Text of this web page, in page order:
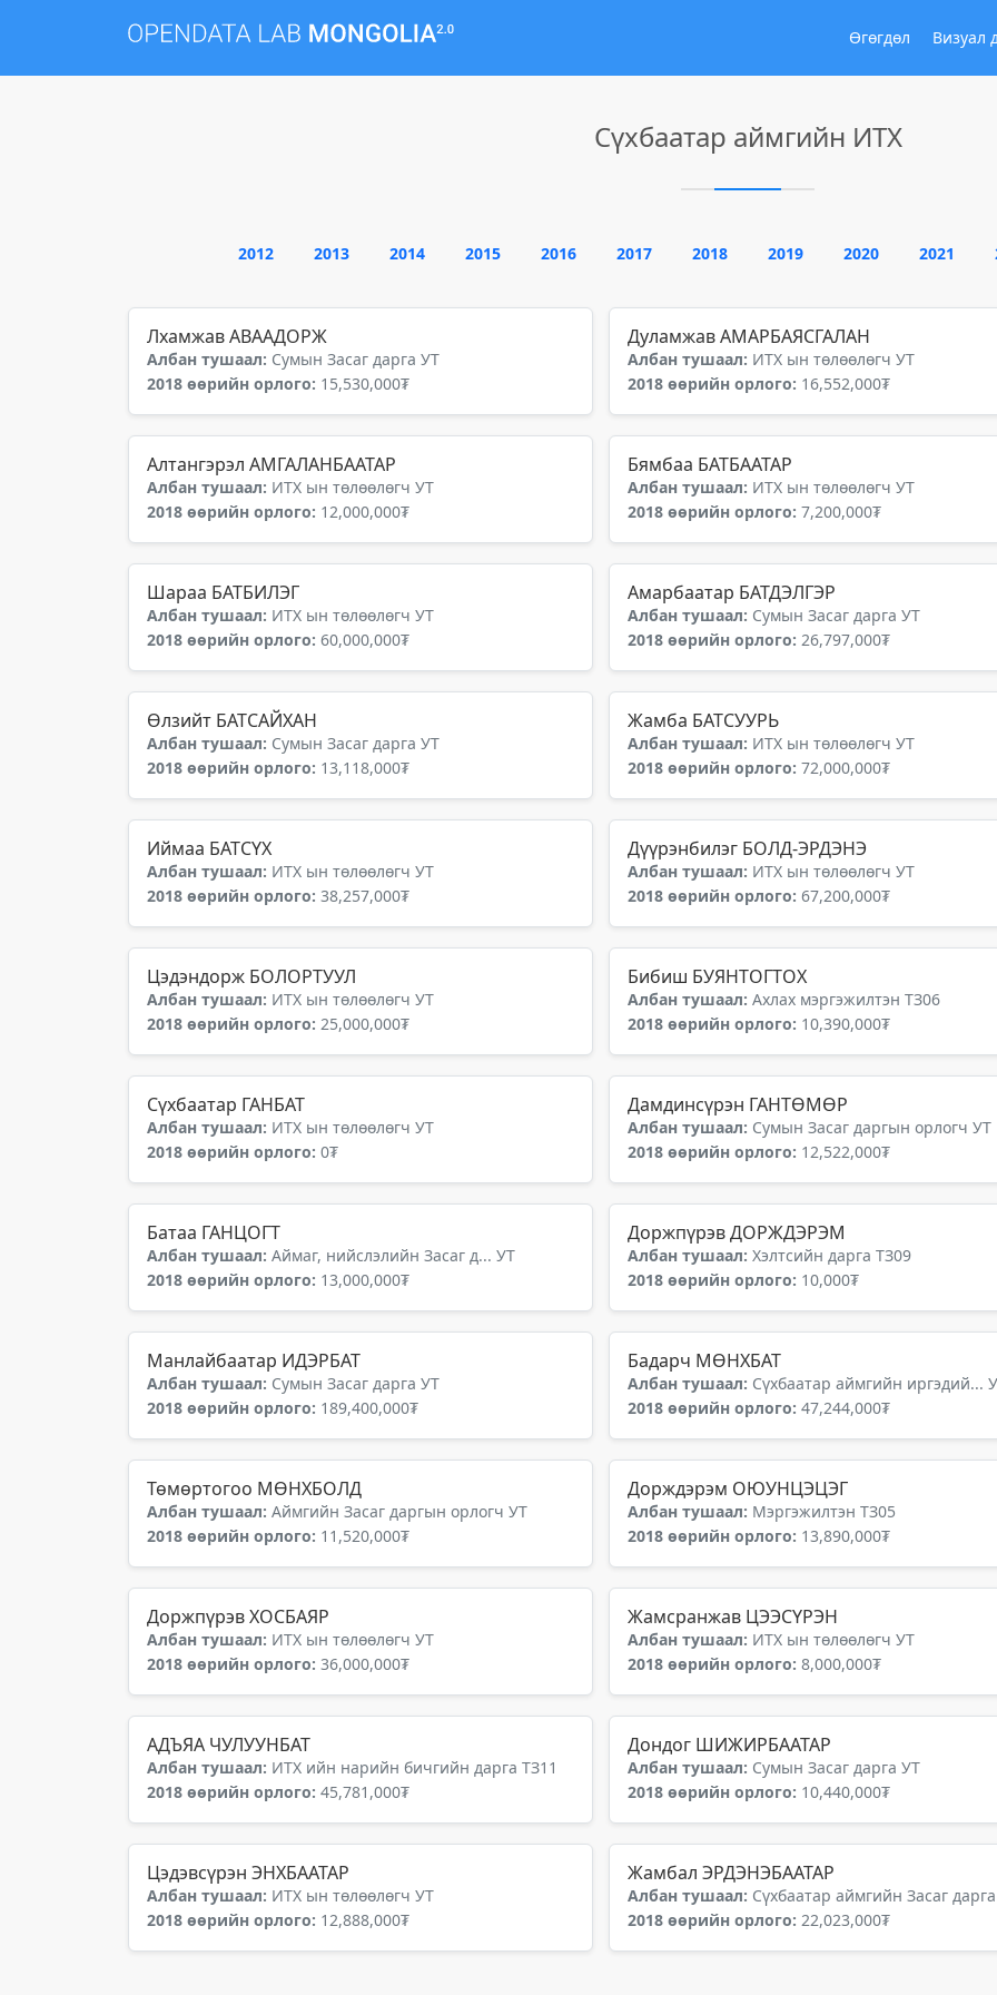
Өгөгдөл Визуал
Сүхбаатар аймгийн ИТХ
2012 2013 2014 2015 2016 2017 2018 2019 2020 2021
Лхамжав АВААДОРЖ
Албан тушаал: Сумын Засаг дарга УТ
2018 өөрийн орлого: 15,530,000₮
Дуламжав АМАРБАЯСГАЛАН
Албан тушаал: ИТХ ын төлөөлөгч УТ
2018 өөрийн орлого: 16,552,000₮
Алтангэрэл АМГАЛАНБААТАР
Албан тушаал: ИТХ ын төлөөлөгч УТ
2018 өөрийн орлого: 12,000,000₮
Бямбаа БАТБААТАР
Албан тушаал: ИТХ ын төлөөлөгч УТ
2018 өөрийн орлого: 7,200,000₮
Шараа БАТБИЛЭГ
Албан тушаал: ИТХ ын төлөөлөгч УТ
2018 өөрийн орлого: 60,000,000₮
Амарбаатар БАТДЭЛГЭР
Албан тушаал: Сумын Засаг дарга УТ
2018 өөрийн орлого: 26,797,000₮
Өлзийт БАТСАЙХАН
Албан тушаал: Сумын Засаг дарга УТ
2018 өөрийн орлого: 13,118,000₮
Жамба БАТСУУРЬ
Албан тушаал: ИТХ ын төлөөлөгч УТ
2018 өөрийн орлого: 72,000,000₮
Иймаа БАТСҮХ
Албан тушаал: ИТХ ын төлөөлөгч УТ
2018 өөрийн орлого: 38,257,000₮
Дүүрэнбилэг БОЛД-ЭРДЭНЭ
Албан тушаал: ИТХ ын төлөөлөгч УТ
2018 өөрийн орлого: 67,200,000₮
Цэдэндорж БОЛОРТУУЛ
Албан тушаал: ИТХ ын төлөөлөгч УТ
2018 өөрийн орлого: 25,000,000₮
Бибиш БУЯНТОГТОХ
Албан тушаал: Ахлах мэргэжилтэн ТЗ06
2018 өөрийн орлого: 10,390,000₮
Сүхбаатар ГАНБАТ
Албан тушаал: ИТХ ын төлөөлөгч УТ
2018 өөрийн орлого: 0₮
Дамдинсүрэн ГАНТӨМӨР
Албан тушаал: Сумын Засаг даргын орлогч УТ
2018 өөрийн орлого: 12,522,000₮
Батаа ГАНЦОГТ
Албан тушаал: Аймаг, нийслэлийн Засаг д... УТ
2018 өөрийн орлого: 13,000,000₮
Доржпүрэв ДОРЖДЭРЭМ
Албан тушаал: Хэлтсийн дарга ТЗ09
2018 өөрийн орлого: 10,000₮
Манлайбаатар ИДЭРБАТ
Албан тушаал: Сумын Засаг дарга УТ
2018 өөрийн орлого: 189,400,000₮
Бадарч МӨНХБАТ
Албан тушаал: Сүхбаатар аймгийн иргэдий...
2018 өөрийн орлого: 47,244,000₮
Төмөртогоо МӨНХБОЛД
Албан тушаал: Аймгийн Засаг даргын орлогч УТ
2018 өөрийн орлого: 11,520,000₮
Дорждэрэм ОЮУНЦЭЦЭГ
Албан тушаал: Мэргэжилтэн ТЗ05
2018 өөрийн орлого: 13,890,000₮
Доржпүрэв ХОСБАЯР
Албан тушаал: ИТХ ын төлөөлөгч УТ
2018 өөрийн орлого: 36,000,000₮
Жамсранжав ЦЭЭСҮРЭН
Албан тушаал: ИТХ ын төлөөлөгч УТ
2018 өөрийн орлого: 8,000,000₮
АДЪЯА ЧУЛУУНБАТ
Албан тушаал: ИТХ ийн нарийн бичгийн дарга ТЗ11
2018 өөрийн орлого: 45,781,000₮
Дондог ШИЖИРБААТАР
Албан тушаал: Сумын Засаг дарга УТ
2018 өөрийн орлого: 10,440,000₮
Цэдэвсүрэн ЭНХБААТАР
Албан тушаал: ИТХ ын төлөөлөгч УТ
2018 өөрийн орлого: 12,888,000₮
Жамбал ЭРДЭНЭБААТАР
Албан тушаал: Сүхбаатар аймгийн Засаг
2018 өөрийн орлого: 22,023,000₮